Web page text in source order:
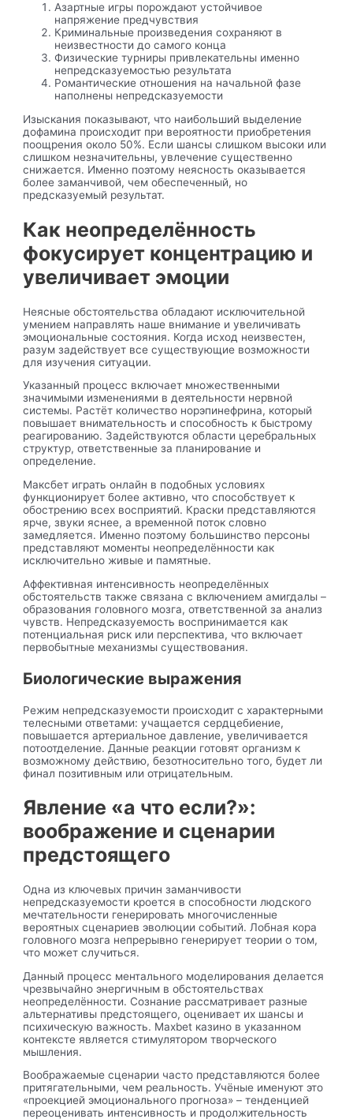
Азартные игры порождают устойчивое
напряжение предчувствия
Криминальные произведения сохраняют в
неизвестности до самого конца
Физические турниры привлекательны именно
непредсказуемостью результата
Романтические отношения на начальной фазе
наполнены непредсказуемости
Изыскания показывают, что наибольший выделение
дофамина происходит при вероятности приобретения
поощрения около 50%. Если шансы слишком высоки или
слишком незначительны, увлечение существенно
снижается. Именно поэтому неясность оказывается
более заманчивой, чем обеспеченный, но
предсказуемый результат.
Как неопределённость
фокусирует концентрацию и
увеличивает эмоции
Неясные обстоятельства обладают исключительной
умением направлять наше внимание и увеличивать
эмоциональные состояния. Когда исход неизвестен,
разум задействует все существующие возможности
для изучения ситуации.
Указанный процесс включает множественными
значимыми изменениями в деятельности нервной
системы. Растёт количество норэпинефрина, который
повышает внимательность и способность к быстрому
реагированию. Задействуются области церебральных
структур, ответственные за планирование и
определение.
Максбет играть онлайн в подобных условиях
функционирует более активно, что способствует к
обострению всех восприятий. Краски представляются
ярче, звуки яснее, а временной поток словно
замедляется. Именно поэтому большинство персоны
представляют моменты неопределённости как
исключительно живые и памятные.
Аффективная интенсивность неопределённых
обстоятельств также связана с включением амигдалы –
образования головного мозга, ответственной за анализ
чувств. Непредсказуемость воспринимается как
потенциальная риск или перспектива, что включает
первобытные механизмы существования.
Биологические выражения
Режим непредсказуемости происходит с характерными
телесными ответами: учащается сердцебиение,
повышается артериальное давление, увеличивается
потоотделение. Данные реакции готовят организм к
возможному действию, безотносительно того, будет ли
финал позитивным или отрицательным.
Явление «а что если?»:
воображение и сценарии
предстоящего
Одна из ключевых причин заманчивости
непредсказуемости кроется в способности людского
мечтательности генерировать многочисленные
вероятных сценариев эволюции событий. Лобная кора
головного мозга непрерывно генерирует теории о том,
что может случиться.
Данный процесс ментального моделирования делается
чрезвычайно энергичным в обстоятельствах
неопределённости. Сознание рассматривает разные
альтернативы предстоящего, оценивает их шансы и
психическую важность. Maxbet казино в указанном
контексте является стимулятором творческого
мышления.
Воображаемые сценарии часто представляются более
притягательными, чем реальность. Учёные именуют это
«проекцией эмоционального прогноза» – тенденцией
переоценивать интенсивность и продолжительность